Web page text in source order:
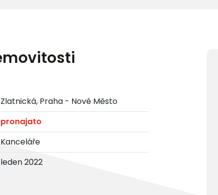
Zlatnická, Praha - Nové Město
pronajato
Kanceláře
leden 2022